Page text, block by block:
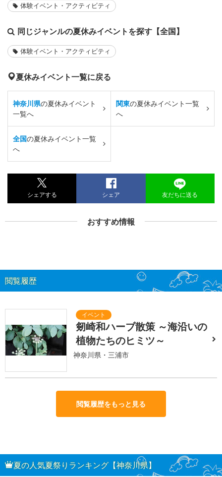
体験イベント・アクティビティ
同じジャンルの夏休みイベントを探す【全国】
体験イベント・アクティビティ
夏休みイベント一覧に戻る
神奈川県の夏休みイベント
一覧へ
関東の夏休みイベント一覧
へ
全国の夏休みイベント一覧
へ
シェアする シェア 友だちに送る
おすすめ情報
閲覧履歴
剱崎和ハーブ散策 ～海沿いの
植物たちのヒミツ～
神奈川県・三浦市
閲覧履歴をもっと見る
夏の人気夏祭りランキング【神奈川県】